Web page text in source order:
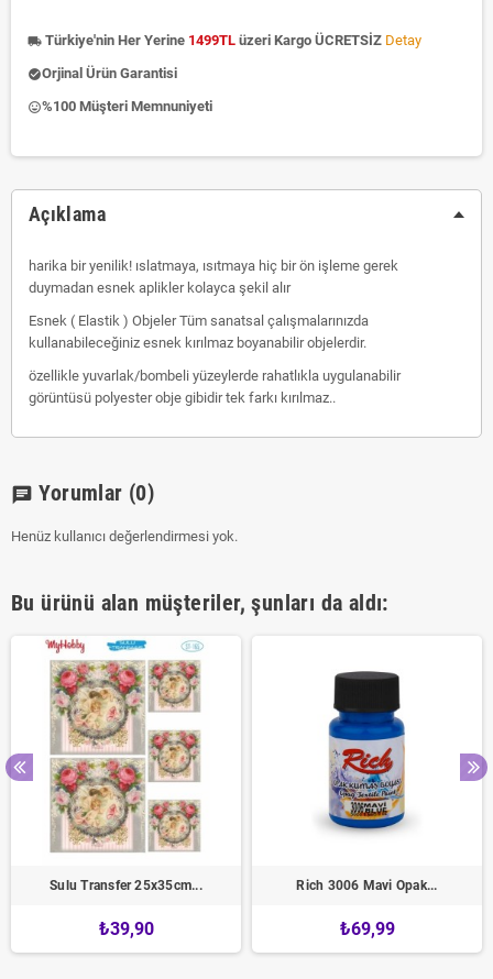
local_shipping Türkiye'nin Her Yerine 1499TL üzeri Kargo ÜCRETSİZ Detay
check_circleOrjinal Ürün Garantisi
insert_emoticon%100 Müşteri Memnuniyeti
Açıklama
harika bir yenilik! ıslatmaya, ısıtmaya hiç bir ön işleme gerek
duymadan esnek aplikler kolayca şekil alır
Esnek ( Elastik ) Objeler Tüm sanatsal çalışmalarınızda
kullanabileceğiniz esnek kırılmaz boyanabilir objelerdir.
özellikle yuvarlak/bombeli yüzeylerde rahatlıkla uygulanabilir
görüntüsü polyester obje gibidir tek farkı kırılmaz..
chat Yorumlar (0)
Henüz kullanıcı değerlendirmesi yok.
Bu ürünü alan müşteriler, şunları da aldı:
Sulu Transfer 25x35cm...
₺39,90
Rich 3006 Mavi Opak...
₺69,99